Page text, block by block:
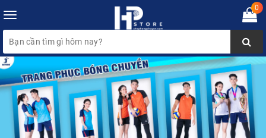
Toggle
navigation
0